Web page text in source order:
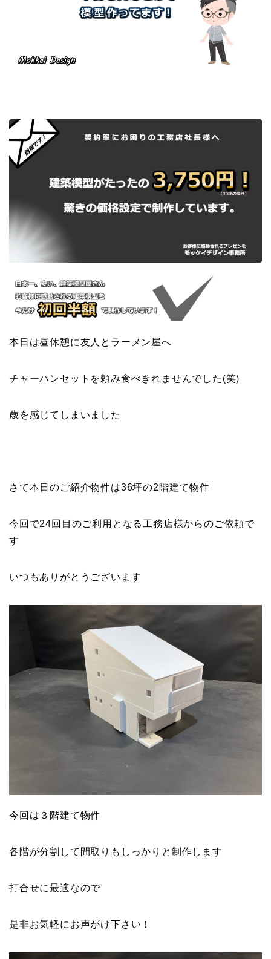
本日は昼休憩に友人とラーメン屋へ
チャーハンセットを頼み食べきれませんでした(笑)
歳を感じてしまいました
さて本日のご紹介物件は36坪の2階建て物件
今回で24回目のご利用となる工務店様からのご依頼で
す
いつもありがとうございます
今回は３階建て物件
各階が分割して間取りもしっかりと制作します
打合せに最適なので
是非お気軽にお声がけ下さい！